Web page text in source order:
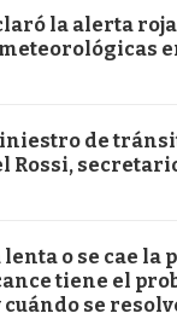
la alerta
de
Rossi,
lenta o se cae la
tiene el
se